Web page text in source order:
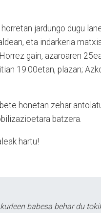
jardungo dugu
eta indarkeria
gain, azaroaren
19:00etan, plazan;
honetan zehar
batzera.
hartu!
babesa behar du